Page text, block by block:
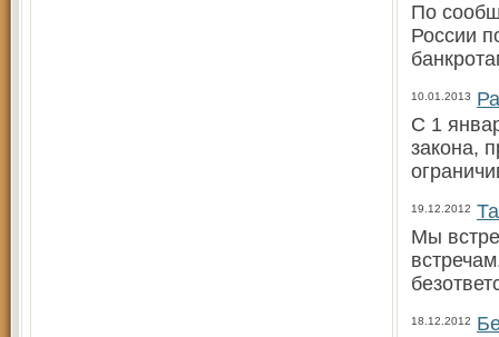
По
России
10.01.2013
С 1
закона,
19.12.2012
Мы
18.12.2012